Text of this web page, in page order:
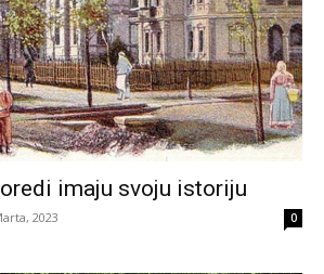
imaju svoju istoriju
2023 0